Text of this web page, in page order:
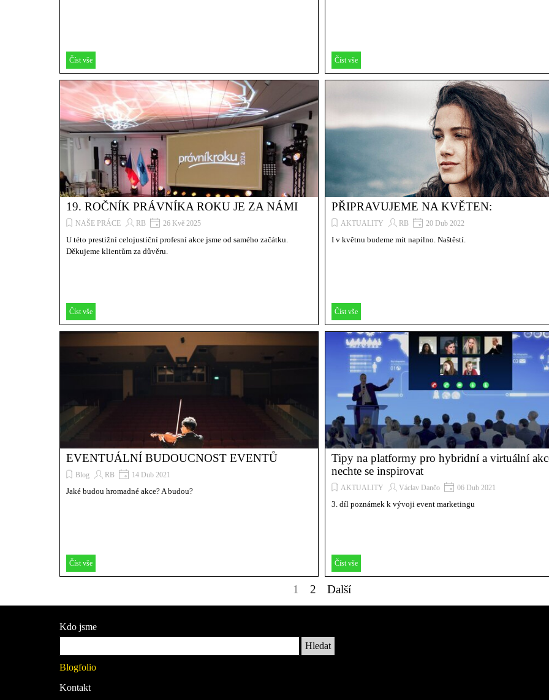
Číst vše Číst vše
19. ROČNÍK PRÁVNÍKA ROKU JE ZA NÁMI
NAŠE PRÁCE RB 26 Kvě 2025
U této prestižní celojustiční profesní akce jsme od samého začátku.
Děkujeme klientům za důvěru.
Číst vše
PŘIPRAVUJEME NA KVĚTEN:
AKTUALITY RB 20 Dub 2022
I v květnu budeme mít napilno. Naštěstí.
Číst vše
EVENTUÁLNÍ BUDOUCNOST EVENTŮ
Blog RB 14 Dub 2021
Jaké budou hromadné akce? A budou?
Číst vše
Tipy na platformy pro hybridní a virtuální
nechte se inspirovat
AKTUALITY Václav Dančo 06 Dub 2021
3. díl poznámek k vývoji event marketingu
Číst vše
Aktuální stránka:
1 Přejít na stránku:
2 Další
Kdo jsme
Blogfolio
Kontakt
Hledat